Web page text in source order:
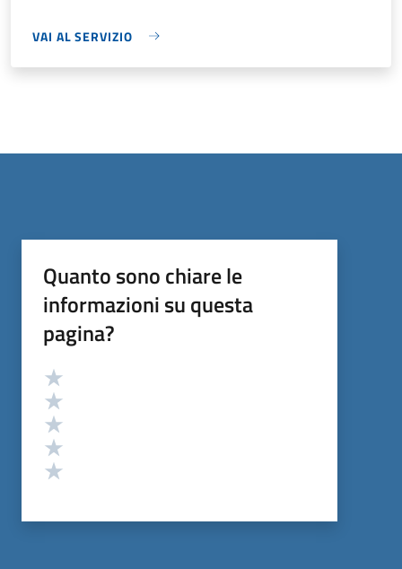
VAI AL SERVIZIO
Quanto sono chiare le
informazioni su questa
pagina?
Valutazione